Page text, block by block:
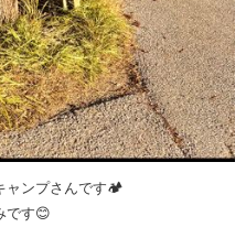
ャンプさんです🏕️
です😊